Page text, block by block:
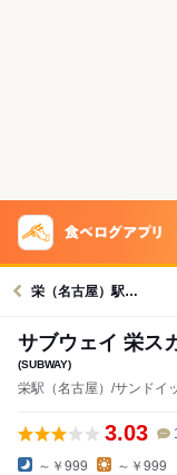
栄（名古屋）駅グルメへ
サブウェイ 栄ス
(SUBWAY)
栄駅（名古屋）/サンドイ
3.03
～￥999 ～￥999